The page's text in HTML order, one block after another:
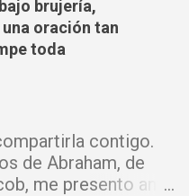
brujería,
oración tan
toda
contigo.
de Abraham, de
me presento ante